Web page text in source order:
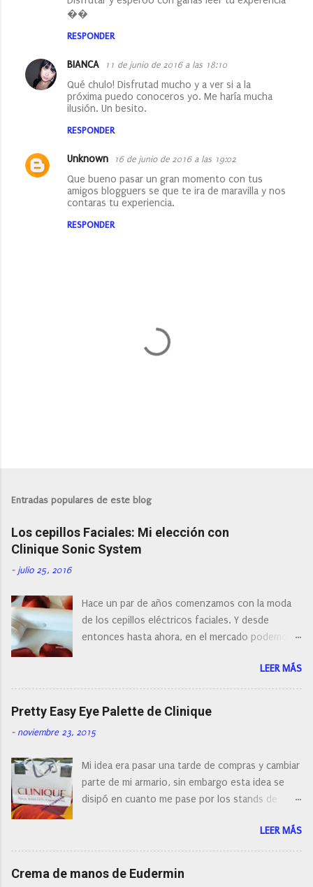
��
RESPONDER
BIANCA 11 de junio de 2016 a las 18:10
Qué chulo! Disfrutad mucho y a ver si a la
próxima puedo conoceros yo. Me haría mucha
ilusión. Un besito.
RESPONDER
Unknown 16 de junio de 2016 a las 19:02
Que bueno pasar un gran momento con tus
amigos blogguers se que te ira de maravilla y nos
contaras tu experiencia.
RESPONDER
l
a
r
u
n
o
m
e
n
t
a
o
Entradas populares de este blog
Los cepillos Faciales: Mi elección con
Clinique Sonic System
- julio 25, 2016
Hace un par de años comenzamos con la moda
de los cepillos eléctricos faciales. Y desde
entonces hasta ahora, en el mercado podemos
con diferentes características, a pilas, a batería,
cepillos de rotación o de oscilación... y
naturalmente de todos los precios. Existe en la
actualidad tal variedad, que antes de hacer la
compra debemos de hacernos unas preguntas:
post os voy a dar mi opinión de porque elegí mi
cepillo facial de Clinique
LEER MÁS
Pretty Easy Eye Palette de Clinique
- noviembre 23, 2015
Mi idea era pasar una tarde de compras y cambiar
parte de mi armario, sin embargo esta idea se
disipó en cuanto me pase por los stands de
resistirse a esta paleta de colores de Clinique.
LEER MÁS
Crema de manos de Eudermin